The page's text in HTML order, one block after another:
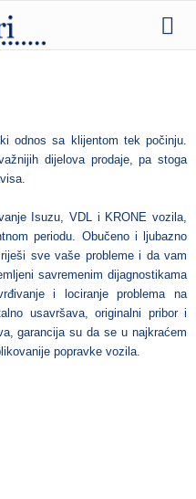
odnos sa klijentom tek počinju.
dijelova prodaje, pa stoga
Isuzu, VDL i KRONE vozila,
periodu. Obučeno i ljubazno
sve vaše probleme i da vam
savremenim dijagnostikama
i lociranje problema na
usavršava, originalni pribor i
garancija su da se u najkraćem
popravke vozila.